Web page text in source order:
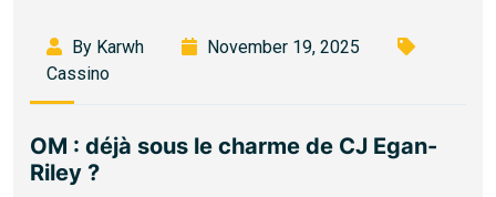
By Karwh
November 19, 2025
Cassino
OM : déjà sous le charme de CJ Egan-
Riley ?